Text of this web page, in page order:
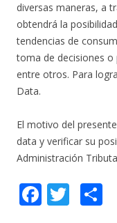
diversas maneras, a
obtendrá la
tendencias de
toma de decisiones o
entre otros. Para
Data.
El motivo del
data y verificar su
Administración
F T